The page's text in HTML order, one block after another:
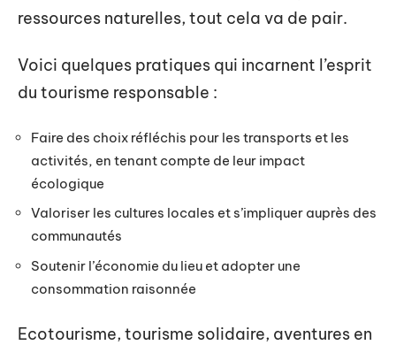
ressources naturelles, tout cela va de pair.
Voici quelques pratiques qui incarnent l’esprit
du tourisme responsable :
Faire des choix réfléchis pour les transports et les
activités, en tenant compte de leur impact
écologique
Valoriser les cultures locales et s’impliquer auprès des
communautés
Soutenir l’économie du lieu et adopter une
consommation raisonnée
Ecotourisme, tourisme solidaire, aventures en